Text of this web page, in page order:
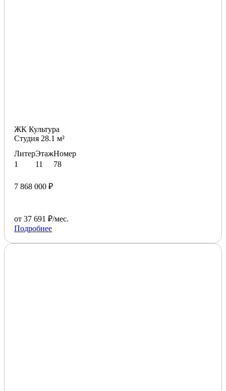
ЖК Культура
Студия 28.1 м²
Литер
1
Этаж
11
Номер
78
7 868 000 ₽
от 37 691 ₽/мес.
Подробнее